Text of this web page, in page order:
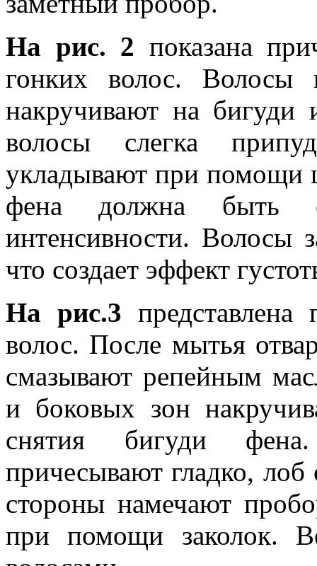
На рис. 2 показана
гонких волос. Волосы
накручивают на бигуди
волосы слегка
укладывают при помощи
фена должна быть
интенсивности. Волосы
что создает эффект
На рис.3
волос. После мытья
смазывают репейным
и боковых зон
снятия бигуди
причесывают гладко,
стороны намечают
при помощи заколок.